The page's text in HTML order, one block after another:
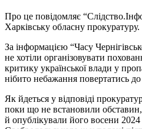
Про це повідомляє
Харківську обласну прокуратуру.
За інформацією “Часу
не хотіли організовувати
критику української влади у
нібито небажання повертатись
Як йдеться у відповіді
поки що не встановили обставин,
й опублікували його восени